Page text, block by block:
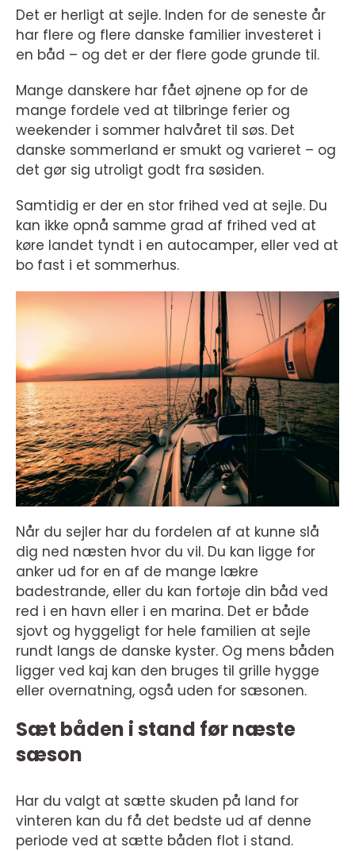
Det er herligt at sejle. Inden for de seneste år
har flere og flere danske familier investeret i
en båd – og det er der flere gode grunde til.
Mange danskere har fået øjnene op for de
mange fordele ved at tilbringe ferier og
weekender i sommer halvåret til søs. Det
danske sommerland er smukt og varieret – og
det gør sig utroligt godt fra søsiden.
Samtidig er der en stor frihed ved at sejle. Du
kan ikke opnå samme grad af frihed ved at
køre landet tyndt i en autocamper, eller ved at
bo fast i et sommerhus.
Når du sejler har du fordelen af at kunne slå
dig ned næsten hvor du vil. Du kan ligge for
anker ud for en af de mange lækre
badestrande, eller du kan fortøje din båd ved
red i en havn eller i en marina. Det er både
sjovt og hyggeligt for hele familien at sejle
rundt langs de danske kyster. Og mens båden
ligger ved kaj kan den bruges til grille hygge
eller overnatning, også uden for sæsonen.
Sæt båden i stand før næste
sæson
Har du valgt at sætte skuden på land for
vinteren kan du få det bedste ud af denne
periode ved at sætte båden flot i stand.